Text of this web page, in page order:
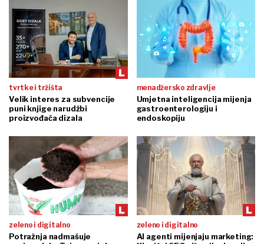
tvrtke i tržišta
Velik interes za subvencije
puni knjige narudžbi
proizvođača dizala
menadžersko zdravlje
Umjetna inteligencija mijenja
gastroenterologiju i
endoskopiju
zeleno i digitalno
Potražnja nadmašuje
zeleno i digitalno
AI agenti mijenjaju marketing: